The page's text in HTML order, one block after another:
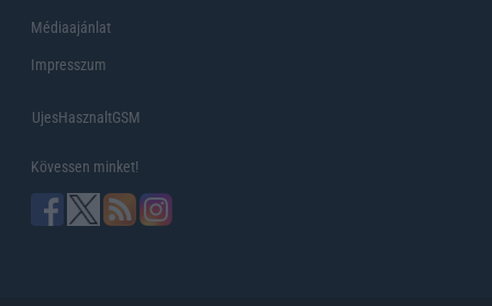
Médiaajánlat
Impresszum
UjesHasznaltGSM
Kövessen minket!